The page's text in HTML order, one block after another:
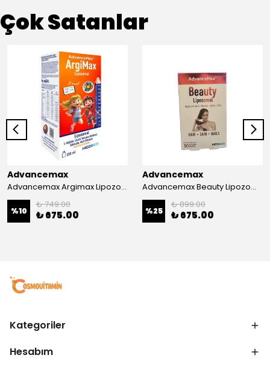
Çok Satanlar
Advancemax
Advancemax Argimax Lipozomal Sıvı 150 ml 8684375607587
%10
₺ 749.00
₺ 675.00
Advancemax
Advancemax Beauty Lipozomal Hyalüronik Asit Keratin Biotin Zn 30 Kapsül 8684375607556
%25
₺ 899.00
₺ 675.00
Kategoriler
Hesabım